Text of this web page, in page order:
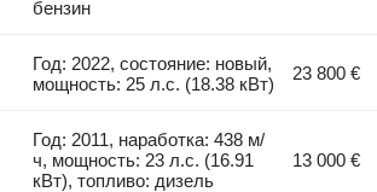
бензин
Год: 2022, состояние: новый,
мощность: 25 л.с. (18.38 кВт)
23 800 €
Год: 2011, наработка: 438 м/
ч, мощность: 23 л.с. (16.91
кВт), топливо: дизель
13 000 €